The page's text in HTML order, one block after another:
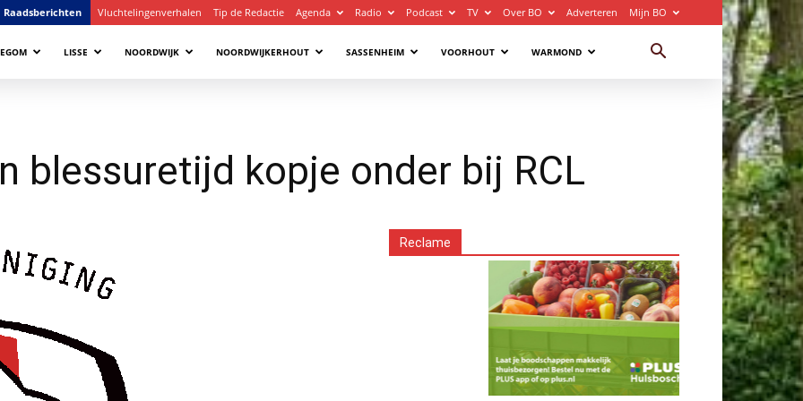
Raadsberichten Vluchtelingenverhalen Tip de Redactie Agenda Radio Podcast TV Over BO Adverteren Mijn BO
LISSE NOORDWIJK NOORDWIJKERHOUT SASSENHEIM VOORHOUT WARMOND
blessuretijd kopje onder bij RCL
Reclame